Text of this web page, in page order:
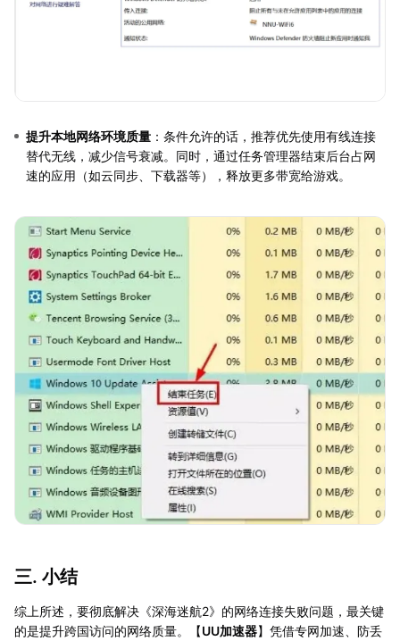
提升本地网络环境质量 ：条件允许的话，推荐优先使用有线连接
替代无线，减少信号衰减。同时，通过任务管理器结束后台占网
速的应用（如云同步、下载器等），释放更多带宽给游戏。
三. 小结
综上所述，要彻底解决《深海迷航2》的网络连接失败问题，最关键
的是提升跨国访问的网络质量。【UU加速器】凭借专网加速、防丢